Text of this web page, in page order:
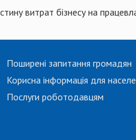
витрат бізнесу на
Поширені запитання громадян
Корисна інформація для
Послуги роботодавцям